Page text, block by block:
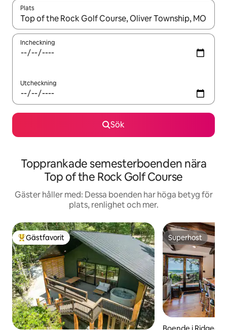
Plats
När resultaten är tillgängliga kan du navigera med upp- och
Incheckning
Utcheckning
Sök
Topprankade semesterboenden nära
Top of the Rock Golf Course
Gäster håller med: Dessa boenden har höga betyg för
plats, renlighet och mer.
Populär gästfavorit
Gästfavorit Superhost
Superhost